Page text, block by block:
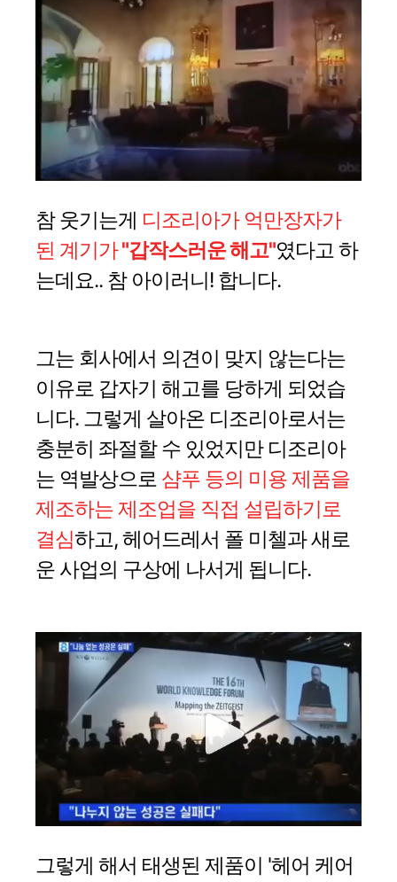
참 웃기는게 디조리아가 억만장자가
된 계기가"갑작스러운 해고"였다고 하
는데요.. 참 아이러니! 합니다.
그는 회사에서 의견이 맞지 않는다는
이유로 갑자기 해고를 당하게 되었습
니다. 그렇게 살아온 디조리아로서는
충분히 좌절할 수 있었지만 디조리아
는 역발상으로 샴푸 등의 미용 제품을
제조하는 제조업을 직접 설립하기로
결심하고, 헤어드레서 폴 미첼과 새로
운 사업의 구상에 나서게 됩니다.
그렇게 해서 태생된 제품이 '헤어 케어